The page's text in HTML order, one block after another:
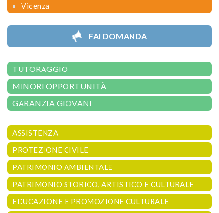
Vicenza
FAI DOMANDA
TUTORAGGIO
MINORI OPPORTUNITÀ
GARANZIA GIOVANI
ASSISTENZA
PROTEZIONE CIVILE
PATRIMONIO AMBIENTALE
PATRIMONIO STORICO, ARTISTICO E CULTURALE
EDUCAZIONE E PROMOZIONE CULTURALE